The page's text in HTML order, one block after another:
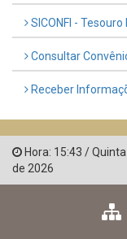
SICONFI - Tesouro
Consultar
Receber
Hora: 15:43 /
de 2026